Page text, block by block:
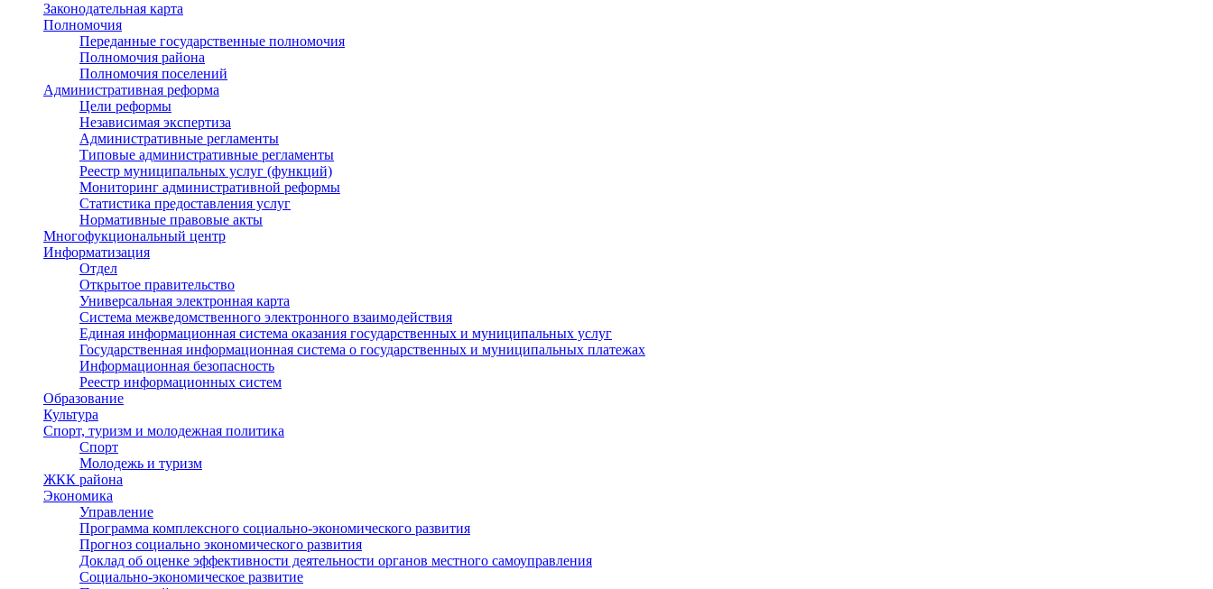
Законодательная карта
Полномочия
Переданные государственные полномочия
Полномочия района
Полномочия поселений
Административная реформа
Цели реформы
Независимая экспертиза
Административные регламенты
Типовые административные регламенты
Реестр муниципальных услуг (функций)
Мониторинг административной реформы
Статистика предоставления услуг
Нормативные правовые акты
Многофукциональный центр
Информатизация
Отдел
Открытое правительство
Универсальная электронная карта
Система межведомственного электронного взаимодействия
Единая информационная система оказания государственных и муниципальных услуг
Государственная информационная система о государственных и муниципальных платежах
Информационная безопасность
Реестр информационных систем
Образование
Культура
Спорт, туризм и молодежная политика
Спорт
Молодежь и туризм
ЖКК района
Экономика
Управление
Программа комплексного социально-экономического развития
Прогноз социально экономического развития
Доклад об оценке эффективности деятельности органов местного самоуправления
Социально-экономическое развитие